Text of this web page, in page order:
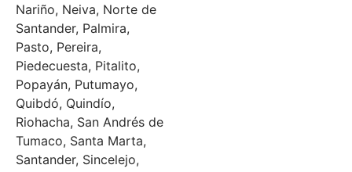
Nariño, Neiva, Norte de
Santander, Palmira,
Pasto, Pereira,
Piedecuesta, Pitalito,
Popayán, Putumayo,
Quibdó, Quindío,
Riohacha, San Andrés de
Tumaco, Santa Marta,
Santander, Sincelejo,